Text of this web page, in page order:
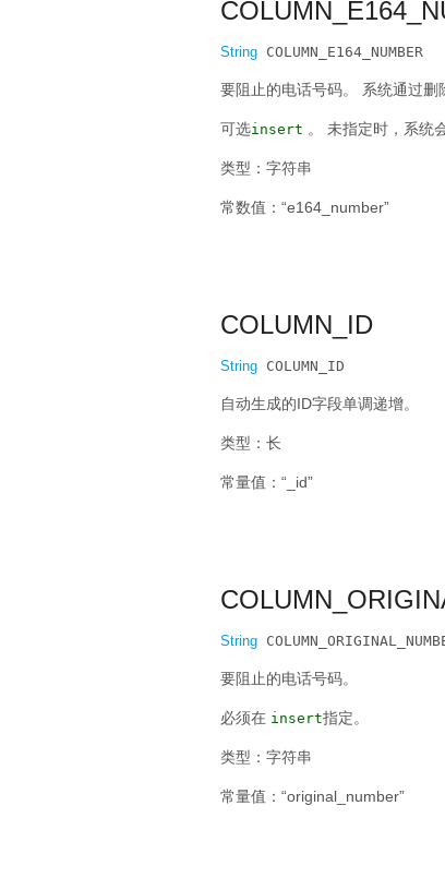
String COLUMN_E164_NUMBER
要阻止的电话号码。 系统通过删
可选insert 。 未指定时，系统
类型：字符串
常数值：“e164_number”
COLUMN_ID
String COLUMN_ID
自动生成的ID字段单调递增。
类型：长
常量值：“_id”
String
要阻止的电话号码。
必须在 insert指定。
类型：字符串
常量值：“original_number”